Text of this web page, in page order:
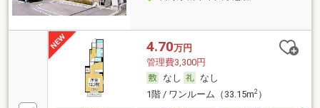
4.70万円
管理費3,300円
なし
なし
1階 / ワンルーム（33.15m2）